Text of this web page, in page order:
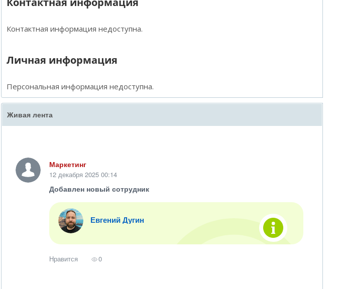
Контактная информация недоступна.
Личная информация
Персональная информация недоступна.
Живая лента
Маркетинг
12 декабря 2025 00:14
Добавлен новый сотрудник
Евгений Дугин
Нравится 0